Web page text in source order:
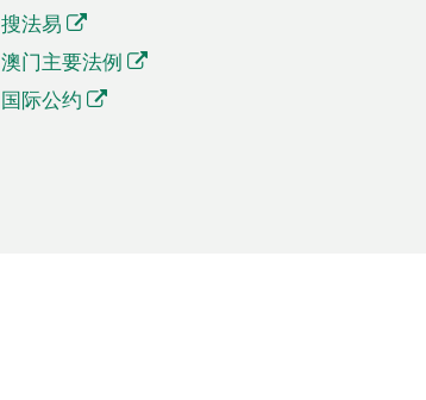
搜法易
澳门主要法例
国际公约